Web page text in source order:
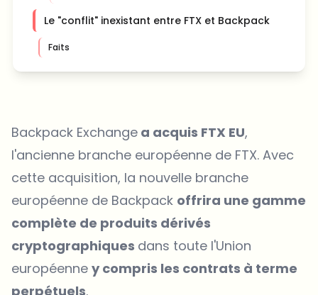
Le "conflit" inexistant entre FTX et Backpack
Faits
Backpack Exchange a acquis FTX EU,
l'ancienne branche européenne de FTX. Avec
cette acquisition, la nouvelle branche
européenne de Backpack offrira une gamme
complète de produits dérivés
cryptographiques dans toute l'Union
européenne y compris les contrats à terme
perpétuels.